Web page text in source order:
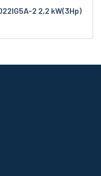
2 2,2 kW(3Hp)